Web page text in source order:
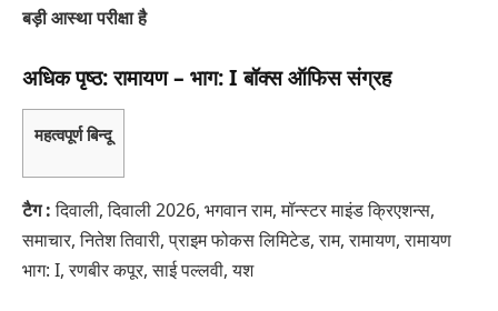
बड़ी आस्था परीक्षा है
अधिक पृष्ठ: रामायण – भाग: I बॉक्स ऑफिस संग्रह
महत्वपूर्ण बिन्दू
टैग :दिवाली, दिवाली 2026, भगवान राम, मॉन्स्टर माइंड क्रिएशन्स,
समाचार, नितेश तिवारी, प्राइम फोकस लिमिटेड, राम, रामायण, रामायण
भाग: I, रणबीर कपूर, साई पल्लवी, यश